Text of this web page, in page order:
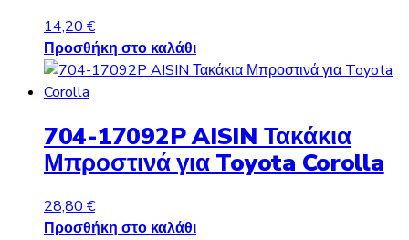
14,20 €
Προσθήκη στο καλάθι
704-17092P AISIN Τακάκια
Μπροστινά για Toyota Corolla
28,80€
Προσθήκη στο καλάθι